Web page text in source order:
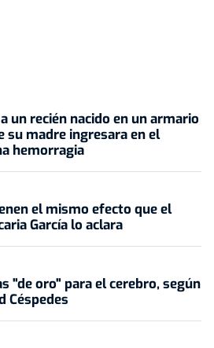
un recién nacido en un armario
su madre ingresara en el
hemorragia
el mismo efecto que el
García lo aclara
"de oro" para el cerebro, según
Céspedes